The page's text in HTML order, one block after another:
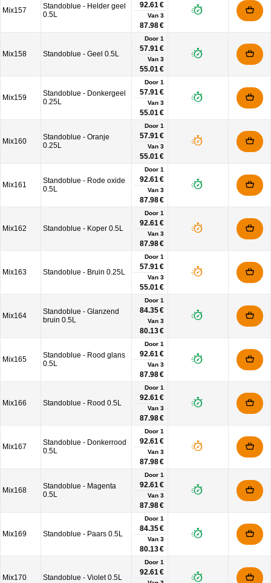
Mix157
Standoblue - Helder geel
0.5L
92.61 €
Van 3
87.98 €
Mix158 Standoblue - Geel 0.5L
Door 1
57.91 €
Van 3
55.01 €
Mix159
Standoblue - Donkergeel
0.25L
Door 1
57.91 €
Van 3
55.01 €
Mix160
Standoblue - Oranje
0.25L
Door 1
57.91 €
Van 3
55.01 €
Mix161
Standoblue - Rode oxide
0.5L
Door 1
92.61 €
Van 3
87.98 €
Mix162 Standoblue - Koper 0.5L
Door 1
92.61 €
Van 3
87.98 €
Mix163 Standoblue - Bruin 0.25L
Door 1
57.91 €
Van 3
55.01 €
Mix164
Standoblue - Glanzend
bruin 0.5L
Door 1
84.35 €
Van 3
80.13 €
Mix165
Standoblue - Rood glans
0.5L
Door 1
92.61 €
Van 3
87.98 €
Mix166 Standoblue - Rood 0.5L
Door 1
92.61 €
Van 3
87.98 €
Mix167
Standoblue - Donkerrood
0.5L
Door 1
92.61 €
Van 3
87.98 €
Mix168
Standoblue - Magenta
0.5L
Door 1
92.61 €
Van 3
87.98 €
Mix169 Standoblue - Paars 0.5L
Door 1
84.35 €
Van 3
80.13 €
Mix170 Standoblue - Violet 0.5L
Door 1
92.61 €